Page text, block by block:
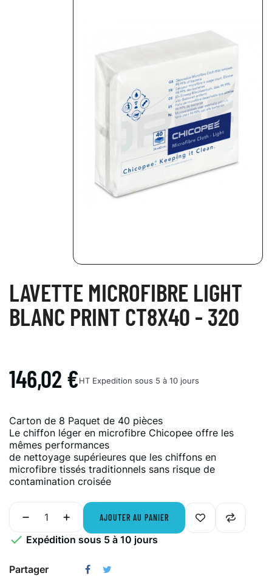
LAVETTE MICROFIBRE LIGHT
BLANC PRINT CT8X40 - 320
146,02 €HT Expedition sous 5 à 10 jours
Carton de 8 Paquet de 40 pièces
Le chiffon léger en microfibre Chicopee offre les
mêmes performances
de nettoyage supérieures que les chiffons en
microfibre tissés traditionnels sans risque de
contamination croisée
AJOUTER AU PANIER
 Expédition sous 5 à 10 jours
Partager